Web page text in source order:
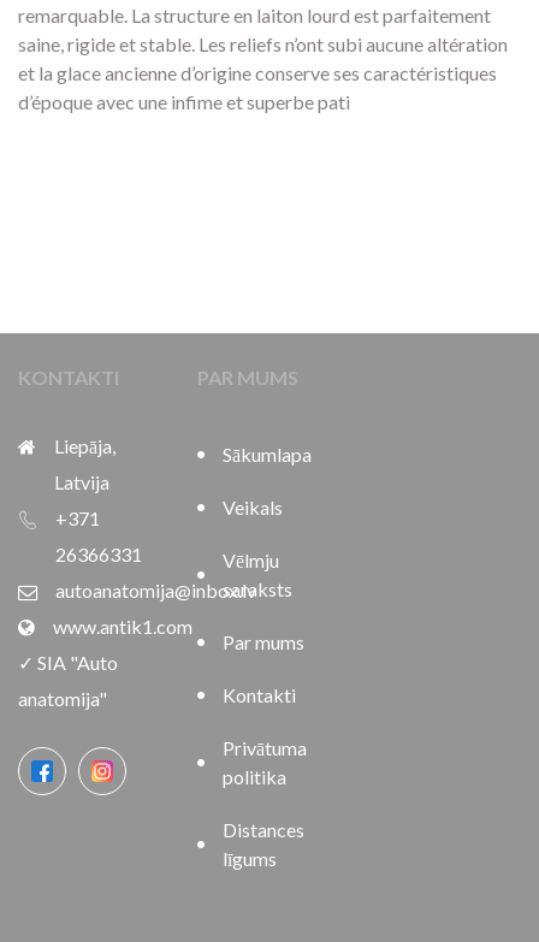
remarquable. La structure en laiton lourd est parfaitement
saine, rigide et stable. Les reliefs n’ont subi aucune altération
et la glace ancienne d’origine conserve ses caractéristiques
d’époque avec une infime et superbe pati
KONTAKTI
Liepāja,
Latvija
+371
26366331
autoanatomija@inbox.lv
www.antik1.com
✓ SIA "Auto
anatomija"
PAR MUMS
Sākumlapa
Veikals
Vēlmju
saraksts
Par mums
Kontakti
Privātuma
politika
Distances
līgums